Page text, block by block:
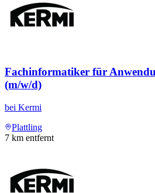
Fachinformatiker für
(m/w/d)
bei Kermi
Plattling
7 km entfernt